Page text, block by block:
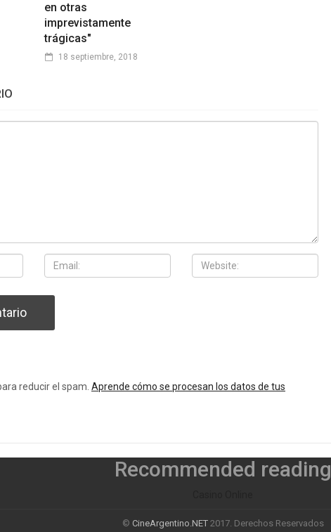
en otras
imprevistamente
trágicas"
18 septiembre, 2018
reducir el spam. Aprende cómo se procesan los datos de tus
Recommended reading
© CineArgentino.NET2017. Derechos Reservados